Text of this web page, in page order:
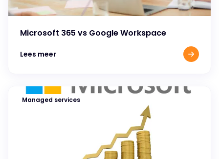
Microsoft 365 vs Google Workspace
Lees meer
Managed services